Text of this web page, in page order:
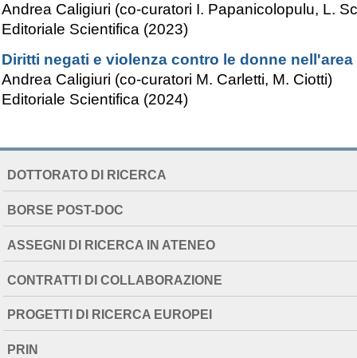
Andrea Caligiuri (co-curatori I. Papanicolopulu, L.
Editoriale Scientifica (2023)
Diritti negati e violenza contro le donne
Andrea Caligiuri (co-curatori M. Carletti, M. Ciotti)
Editoriale Scientifica (2024)
EXTENDED
DOTTORATO DI RICERCA
BORSE POST-DOC
ASSEGNI DI RICERCA IN ATENEO
CONTRATTI DI COLLABORAZIONE
PROGETTI DI RICERCA EUROPEI
PRIN